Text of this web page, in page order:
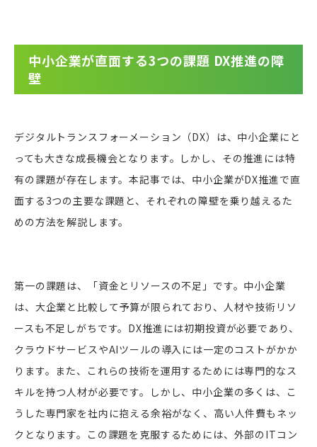
中小企業が直面する3つの課題 DX推進の障
壁
デジタルトランスフォーメーション（DX）は、中小企業にと
っても大きな成長機会となります。しかし、その推進には特
有の課題が存在します。本記事では、中小企業がDX推進で直
面する3つの主要な課題と、それぞれの障壁を乗り越えるた
めの方法を解説します。
第一の課題は、「資金とリソースの不足」です。中小企業
は、大企業と比較して予算が限られており、人材や技術リソ
ースも不足しがちです。DX推進には初期投資が必要であり、
クラウドサービスやAIツールの導入には一定のコストがかか
ります。また、これらの技術を運用するためには専門的なス
キルを持つ人材が必要です。しかし、中小企業の多くは、こ
うした専門家を社内に抱える余裕がなく、高い人件費もネッ
クとなります。この課題を克服するためには、外部のITコン